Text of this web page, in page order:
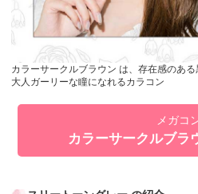
カラーサークルブラウン は、存在感のあ
大人ガーリーな瞳になれるカラコン
メガコ
カラーサークルブラ